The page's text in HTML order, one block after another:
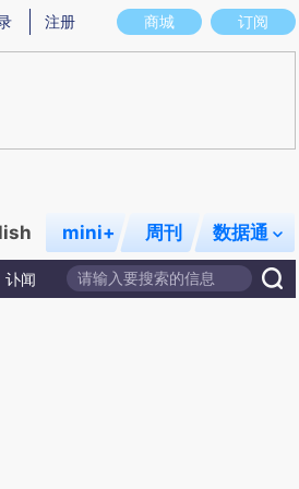
意图存在偏差。不代表财新观点和立场。推荐
商城 订阅
注册
mini+ 周刊 数据通
讣闻